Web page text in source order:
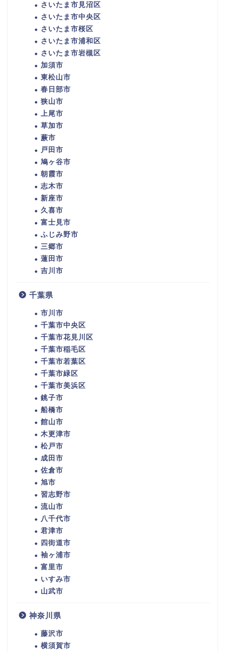
さいたま市見沼区
さいたま市中央区
さいたま市桜区
さいたま市浦和区
さいたま市岩槻区
加須市
東松山市
春日部市
狭山市
上尾市
草加市
蕨市
戸田市
鳩ヶ谷市
朝霞市
志木市
新座市
久喜市
富士見市
ふじみ野市
三郷市
蓮田市
吉川市
千葉県
市川市
千葉市中央区
千葉市花見川区
千葉市稲毛区
千葉市若葉区
千葉市緑区
千葉市美浜区
銚子市
船橋市
館山市
木更津市
松戸市
成田市
佐倉市
旭市
習志野市
流山市
八千代市
君津市
四街道市
袖ヶ浦市
富里市
いすみ市
山武市
神奈川県
藤沢市
横須賀市